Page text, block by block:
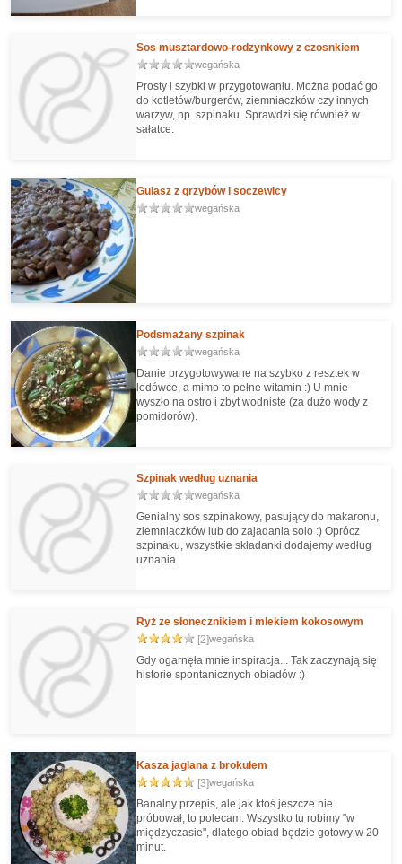
Sos musztardowo-rodzynkowy z czosnkiem
wegańska
Prosty i szybki w przygotowaniu. Można podać go
do kotletów/burgerów, ziemniaczków czy innych
warzyw, np. szpinaku. Sprawdzi się również w
sałatce.
Gulasz z grzybów i soczewicy
wegańska
Podsmażany szpinak
wegańska
Danie przygotowywane na szybko z resztek w
lodówce, a mimo to pełne witamin :) U mnie
wyszło na ostro i zbyt wodniste (za dużo wody z
pomidorów).
Szpinak według uznania
wegańska
Genialny sos szpinakowy, pasujący do makaronu,
ziemniaczków lub do zajadania solo :) Oprócz
szpinaku, wszystkie składanki dodajemy według
uznania.
Ryż ze słonecznikiem i mlekiem kokosowym
[2]wegańska
Gdy ogarnęła mnie inspiracja... Tak zaczynają się
historie spontanicznych obiadów :)
Kasza jaglana z brokułem
[3]wegańska
Banalny przepis, ale jak ktoś jeszcze nie
próbował, to polecam. Wszystko tu robimy "w
międzyczasie", dlatego obiad będzie gotowy w 20
minut.